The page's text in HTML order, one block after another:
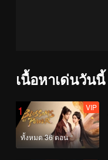
เนื้อหาเด่นวันนี้
1
ทั้งหมด 36 ตอน
VIP